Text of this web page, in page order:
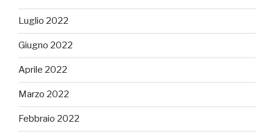
Luglio 2022
Giugno 2022
Aprile 2022
Marzo 2022
Febbraio 2022